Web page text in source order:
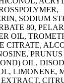
SODIUM
80,
OIL,
CITRATE,
OIL,
LIMONENE,